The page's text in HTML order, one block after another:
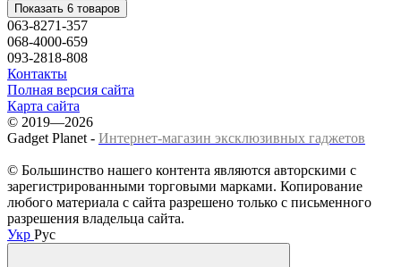
Показать 6 товаров
063-8271-357
068-4000-659
093-2818-808
Контакты
Полная версия сайта
Карта сайта
© 2019—2026
Gadget Planet - Интернет-магазин эксклюзивных гаджетов
© Большинство нашего контента являются авторскими с
зарегистрированными торговыми марками. Копирование
любого материала с сайта разрешено только с письменного
разрешения владельца сайта.
Укр Рус